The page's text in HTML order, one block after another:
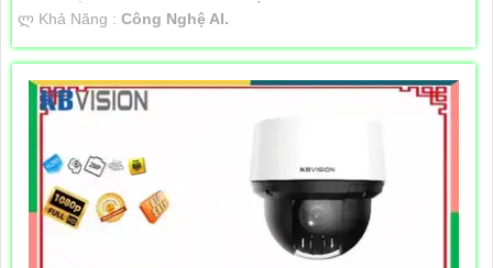
️ლ Khả Năng : Công Nghệ AI.